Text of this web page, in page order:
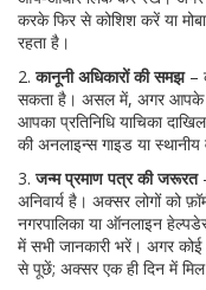
करके फिर से कोशिश करें या
रहता है।
2.कानूनी अधिकारों की समझ–
सकता है। असल में, अगर आपके
आपका प्रतिनिधि याचिका
की अनलाइन्‍स गाइड या
3.जन्म प्रमाण पत्र की जरूरत
अनिवार्य है। अक्सर लोगों को
नगरपालिका या ऑनलाइन
में सभी जानकारी भरें। अगर
से पूछें; अक्सर एक ही दिन में मिल